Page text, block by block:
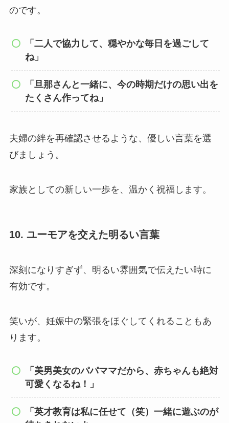
のです。
「二人で協力して、穏やかな毎日を過ごして
ね」
「旦那さんと一緒に、今の時期だけの思い出を
たくさん作ってね」
夫婦の絆を再確認させるような、優しい言葉を選
びましょう。
家族としての新しい一歩を、温かく祝福します。
10. ユーモアを交えた明るい言葉
深刻になりすぎず、明るい雰囲気で伝えたい時に
有効です。
笑いが、妊娠中の緊張をほぐしてくれることもあ
ります。
「美男美女のパパママだから、赤ちゃんも絶対
可愛くなるね！」
「英才教育は私に任せて（笑）一緒に遊ぶのが